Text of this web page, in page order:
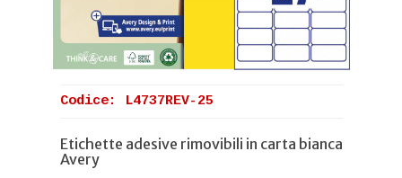
Codice: L4737REV-25
Etichette adesive rimovibili in carta bianca
Avery